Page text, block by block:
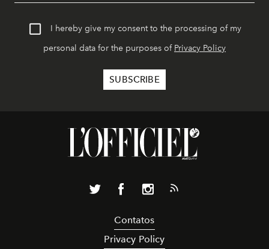
I hereby give my consent to the processing of my
personal data for the purposes of Privacy Policy
Contatos
Privacy Policy